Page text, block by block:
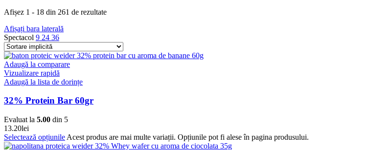
Afișez 1 - 18 din 261 de rezultate
Afișați bara laterală
Spectacol 9 24 36
Adaugă la comparare
Vizualizare rapidă
Adaugă la lista de dorințe
32% Protein Bar 60gr
Evaluat la 5.00 din 5
13.20lei
Selectează opțiunile Acest produs are mai multe variații. Opțiunile pot fi alese în pagina produsului.